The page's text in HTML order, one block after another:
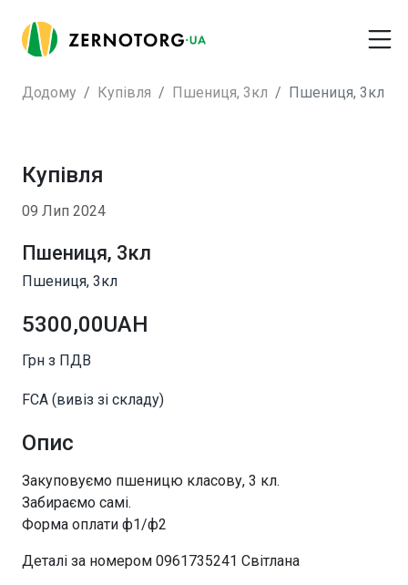
Додому Купівля Пшениця, 3кл Пшениця, 3кл
Купівля
09 Лип 2024
Пшениця, 3кл
Пшениця, 3кл
5300,00UAH
Грн з ПДВ
FCA (вивіз зі складу)
Опис
Закуповуємо пшеницю класову, 3 кл.
Забираємо самі.
Форма оплати ф1/ф2
Деталі за номером 0961735241 Світлана